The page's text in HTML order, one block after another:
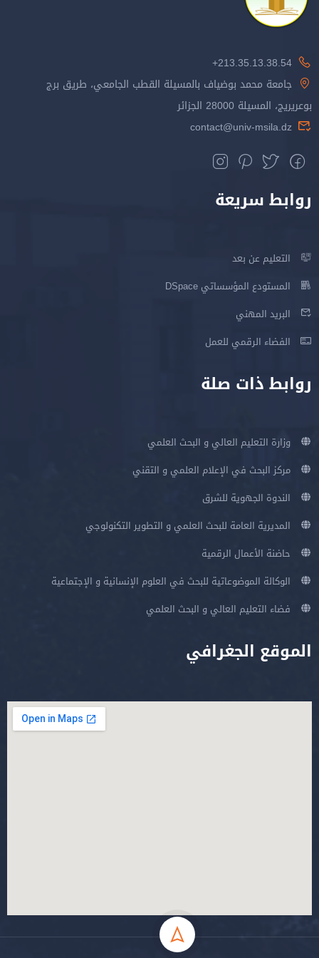
213.35.13.38.54+
جامعة محمد بوضياف بالمسيلة القطب الجامعي، طريق برج
بوعريريج، المسيلة 28000 الجزائر
contact@univ-msila.dz
روابط سريعة
التعليم عن بعد
المستودع المؤسساتي DSpace
البريد المهني
الفضاء الرقمي للعمل
روابط ذات صلة
وزارة التعليم العالي و البحث العلمي
مركز البحث في الإعلام العلمي و التقني
الندوة الجهوية للشرق
المديرية العامة للبحث العلمي و التطوير التكنولوجي
حاضنة الأعمال الرقمية
الوكالة الموضوعاتية للبحث في العلوم الإنسانية و الإجتماعية
فضاء التعليم العالي و البحث العلمي
الموقع الجغرافي